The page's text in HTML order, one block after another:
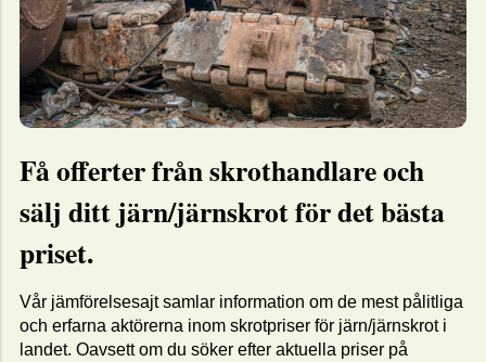
Få offerter från skrothandlare och
sälj ditt järn/järnskrot för det bästa
priset.
Vår jämförelsesajt samlar information om de mest pålitliga
och erfarna aktörerna inom skrotpriser för järn/järnskrot i
landet. Oavsett om du söker efter aktuella priser på